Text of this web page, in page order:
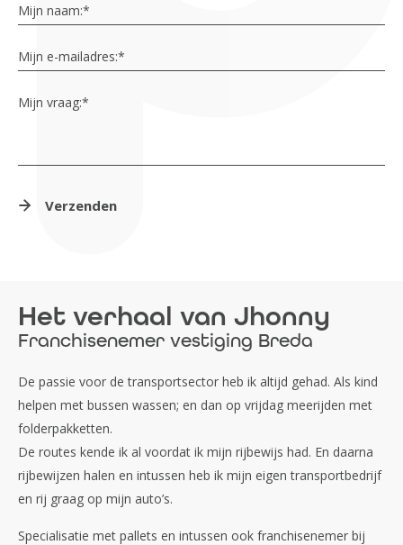
Mijn naam:*
Mijn e-mailadres:*
Mijn vraag:*
Verzenden
Het verhaal van Jhonny
Franchisenemer vestiging Breda
De passie voor de transportsector heb ik altijd gehad. Als kind
helpen met bussen wassen; en dan op vrijdag meerijden met
folderpakketten.
De routes kende ik al voordat ik mijn rijbewijs had. En daarna
rijbewijzen halen en intussen heb ik mijn eigen transportbedrijf
en rij graag op mijn auto’s.
Specialisatie met pallets en intussen ook franchisenemer bij